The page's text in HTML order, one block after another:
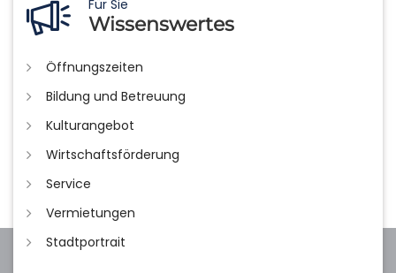
Für Sie
Wissenswertes
Öffnungszeiten
Bildung und Betreuung
Kulturangebot
Wirtschaftsförderung
Service
Vermietungen
Stadtportrait